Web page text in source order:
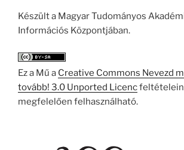
Készült a Magyar Tudományos
Információs Központjában.
Ez a Mű a Creative Commons Nevezd
tovább! 3.0 Unported Licenc
megfelelően felhasználható.